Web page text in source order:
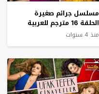
مسلسل جرائم صغيرة
الحلقة 16 مترجم للعربية
منذ 4 سنوات